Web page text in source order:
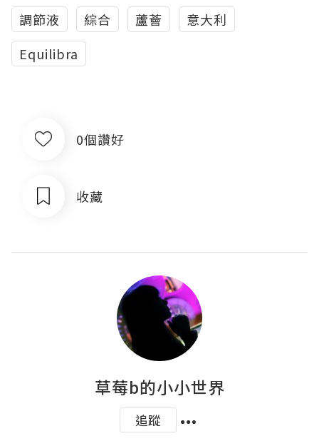
調節液 綜合 蘆薈
意大利
Equilibra
0個讚好
收藏
草莓b的小小世界
追蹤